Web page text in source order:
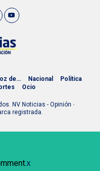
de… Nacional
Política
Ocio
NV Noticias - Opinión ∙
registrada.
x